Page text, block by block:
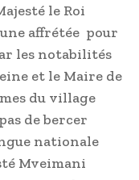
le Roi
affrétée pour
les notabilités
et le Maire de
du village
de bercer
nationale
Mveimani